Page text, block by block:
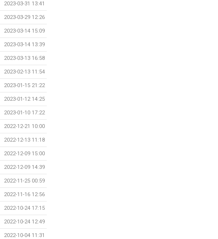
2023-03-31 13:41
2023-03-29 12:26
2023-03-14 15:09
2023-03-14 13:39
2023-03-13 16:58
2023-02-13 11:54
2023-01-15 21:22
2023-01-12 14:25
2023-01-10 17:22
2022-12-21 10:00
2022-12-13 11:18
2022-12-09 15:00
2022-12-09 14:39
2022-11-25 00:59
2022-11-16 12:56
2022-10-24 17:15
2022-10-24 12:49
2022-10-04 11:31